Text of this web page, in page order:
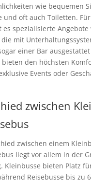
wie bequemen
und oft auch Toiletten.
es spezialisierte Angebote
die mit
einer Bar
bieten den höchsten
Events oder
zwischen
zwischen einem
liegt vor allem in der
Kleinbusse bieten Platz
Reisebusse bis zu